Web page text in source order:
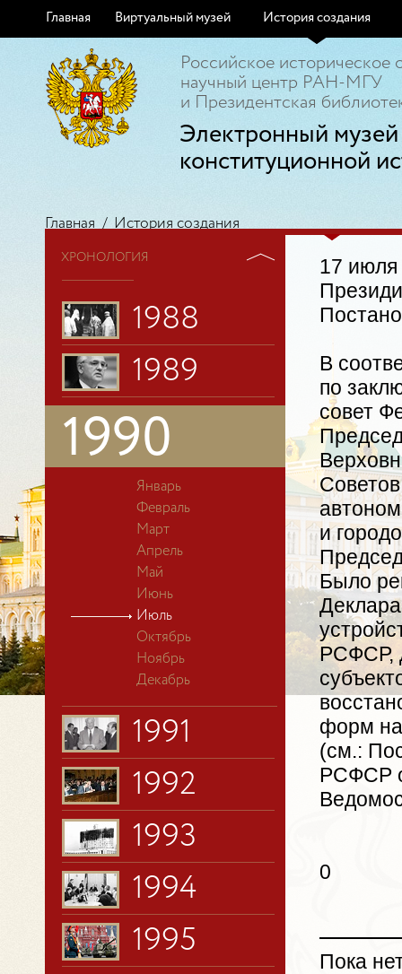
Главная Виртуальный музей История создания
Российское историческое
научный центр РАН-МГУ
и Президентская
Электронный музей
конституционной
Главная / История создания
ХРОНОЛОГИЯ
1988
1989
1990
Январь
Февраль
Март
Апрель
Май
Июнь
Июль
Октябрь
Ноябрь
Декабрь
1991
1992
1993
1994
1995
17 июля
В
по
совет
и
Было
РСФСР,
форм
(см.:
РСФСР
0
Пока